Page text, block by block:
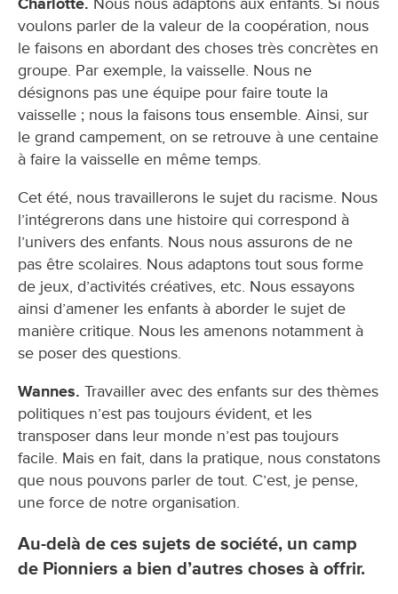
voulons parler de la valeur de la coopération, nous
le faisons en abordant des choses très concrètes en
groupe. Par exemple, la vaisselle. Nous ne
désignons pas une équipe pour faire toute la
vaisselle ; nous la faisons tous ensemble. Ainsi, sur
le grand campement, on se retrouve à une centaine
à faire la vaisselle en même temps.
Cet été, nous travaillerons le sujet du racisme. Nous
l’intégrerons dans une histoire qui correspond à
l’univers des enfants. Nous nous assurons de ne
pas être scolaires. Nous adaptons tout sous forme
de jeux, d’activités créatives, etc. Nous essayons
ainsi d’amener les enfants à aborder le sujet de
manière critique. Nous les amenons notamment à
se poser des questions.
Wannes. Travailler avec des enfants sur des thèmes
politiques n’est pas toujours évident, et les
transposer dans leur monde n’est pas toujours
facile. Mais en fait, dans la pratique, nous constatons
que nous pouvons parler de tout. C’est, je pense,
une force de notre organisation.
Au-delà de ces sujets de société, un camp
de Pionniers a bien d’autres choses à offrir.